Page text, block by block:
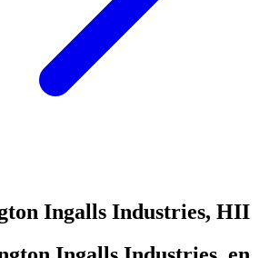
Ingalls Industries, HII